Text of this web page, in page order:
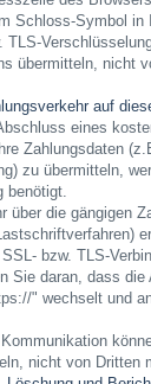
Schloss-Symbol in
TLS-
übermitteln, nicht
auf
eines
Zahlungsdaten
zu übermitteln,
benötigt.
über die gängigen
bzw. TLS-
Sie daran, dass
" wechselt und
nicht von Dritten